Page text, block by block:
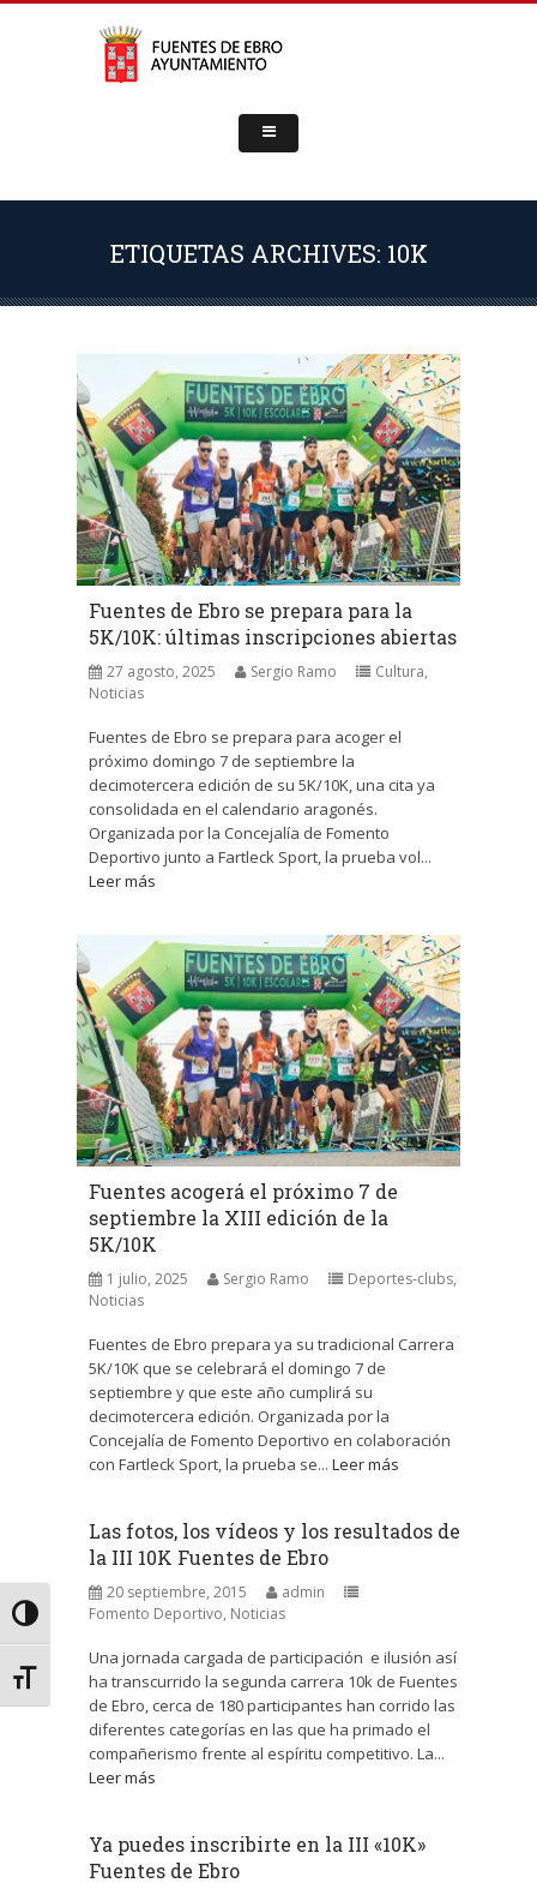
Alternar alto contraste
Alternar tamaño de letra
ETIQUETAS ARCHIVES: 10K
Fuentes de Ebro se prepara para la
5K/10K: últimas inscripciones abiertas
27 agosto, 2025 Sergio Ramo Cultura,
Noticias
Fuentes de Ebro se prepara para acoger el
próximo domingo 7 de septiembre la
decimotercera edición de su 5K/10K, una cita ya
consolidada en el calendario aragonés.
Organizada por la Concejalía de Fomento
Deportivo junto a Fartleck Sport, la prueba vol...
Leer más
Fuentes acogerá el próximo 7 de
septiembre la XIII edición de la
5K/10K
1 julio, 2025 Sergio Ramo Deportes-clubs,
Noticias
Fuentes de Ebro prepara ya su tradicional Carrera
5K/10K que se celebrará el domingo 7 de
septiembre y que este año cumplirá su
decimotercera edición. Organizada por la
Concejalía de Fomento Deportivo en colaboración
con Fartleck Sport, la prueba se... Leer más
Las fotos, los vídeos y los resultados de
la III 10K Fuentes de Ebro
20 septiembre, 2015
admin
Fomento Deportivo, Noticias
Una jornada cargada de participación e ilusión así
ha transcurrido la segunda carrera 10k de Fuentes
de Ebro, cerca de 180 participantes han corrido las
diferentes categorías en las que ha primado el
compañerismo frente al espíritu competitivo. La...
Leer más
Ya puedes inscribirte en la III «10K»
Fuentes de Ebro